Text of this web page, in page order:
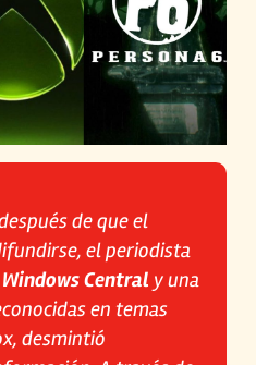
de que el
el periodista
Windows Central y una
en temas
desmintió